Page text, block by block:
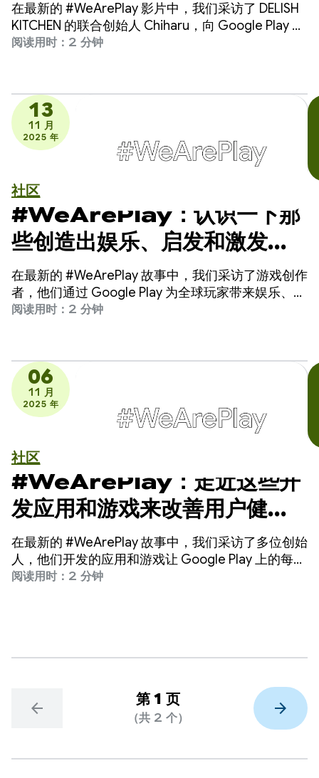
在最新的 #WeArePlay 影片中，我们采访了 DELISH
KITCHEN 的联合创始人 Chiharu，向 Google Play 上
应用和游戏的幕后人员致敬。
阅读用时：2 分钟
13
11 月
2025 年
社区
#WeArePlay：认识一下那
些创造出娱乐、启发和激发想
象力的游戏开发者
在最新的 #WeArePlay 故事中，我们采访了游戏创作
者，他们通过 Google Play 为全球玩家带来娱乐、启
发和想象力。
阅读用时：2 分钟
06
11 月
2025 年
社区
#WeArePlay：走近这些开
发应用和游戏来改善用户健康
的开发者
在最新的 #WeArePlay 故事中，我们采访了多位创始
人，他们开发的应用和游戏让 Google Play 上的每个
人都能轻松愉快地享受健康生活。
阅读用时：2 分钟
arrow_back 第 1 页
（共 2 个） arrow_forward